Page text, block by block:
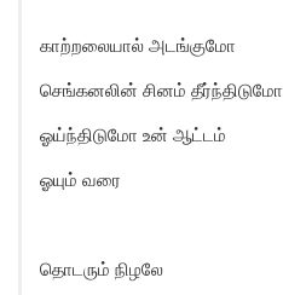
காற்றலையால் அடங்குமோ
செங்கனலின் சினம் தீர்ந்திடுமோ
ஓய்ந்திடுமோ உன் ஆட்டம்
ஓயும் வரை
தொடரும் நிழலே